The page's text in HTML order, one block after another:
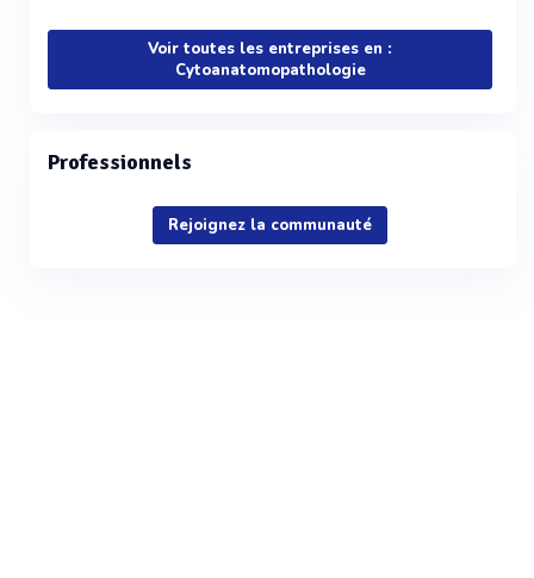
Voir toutes les entreprises en :
Cytoanatomopathologie
Professionnels
Rejoignez la communauté